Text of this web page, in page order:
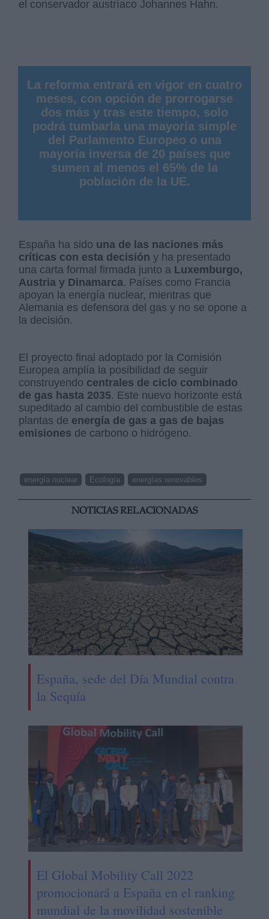
el conservador austríaco Johannes Hahn.
La reforma entrará en vigor en cuatro
meses, con opción de prorrogarse
dos más y tras este tiempo, solo
podrá tumbarla una mayoría simple
del Parlamento Europeo o una
mayoría inversa de 20 países que
sumen al menos el 65% de la
población de la UE.
España ha sido una de las naciones más
críticas con esta decisión y ha presentado
una carta formal firmada junto a Luxemburgo,
Austria y Dinamarca. Países como Francia
apoyan la energía nuclear, mientras que
Alemania es defensora del gas y no se opone a
la decisión.
El proyecto final adoptado por la Comisión
Europea amplía la posibilidad de seguir
construyendo centrales de ciclo combinado
de gas hasta 2035. Este nuevo horizonte está
supeditado al cambio del combustible de estas
plantas de energía de gas a gas de bajas
emisiones de carbono o hidrógeno.
energía nuclear Ecología energías renovables
NOTICIAS RELACIONADAS
España, sede del Día Mundial contra
la Sequía
El Global Mobility Call 2022
promocionará a España en el ranking
mundial de la movilidad sostenible